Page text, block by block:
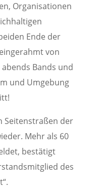
Organisationen
Ende der
von
Bands und
und Umgebung
Seitenstraßen der
Mehr als 60
bestätigt
des